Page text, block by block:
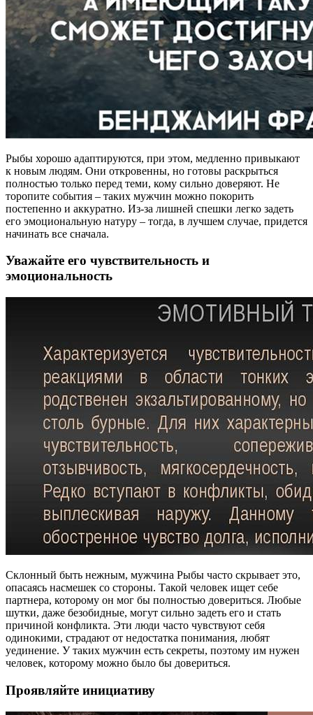
Рыбы хорошо адаптируются, при этом, медленно привыкают
к новым людям. Они откровенны, но готовы раскрыться
полностью только перед теми, кому сильно доверяют. Не
торопите события – таких мужчин можно покорить
постепенно и аккуратно. Из-за лишней спешки легко задеть
его эмоциональную натуру – тогда, в лучшем случае, придется
начинать все сначала.
Уважайте его чувствительность и
эмоциональность
Склонный быть нежным, мужчина Рыбы часто скрывает это,
опасаясь насмешек со стороны. Такой человек ищет себе
партнера, которому он мог бы полностью довериться. Любые
шутки, даже безобидные, могут сильно задеть его и стать
причиной конфликта. Эти люди часто чувствуют себя
одинокими, страдают от недостатка понимания, любят
уединение. У таких мужчин есть секреты, поэтому им нужен
человек, которому можно было бы довериться.
Проявляйте инициативу